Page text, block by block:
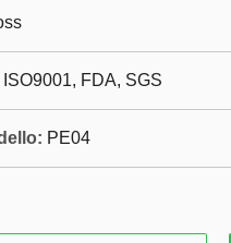
ISO9001, FDA, SGS
PE04